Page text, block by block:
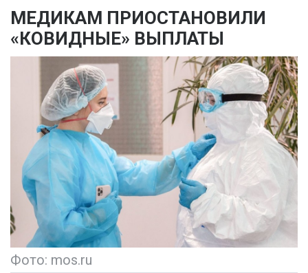
МЕДИКАМ ПРИОСТАНОВИЛИ
«КОВИДНЫЕ» ВЫПЛАТЫ
Фото: mos.ru